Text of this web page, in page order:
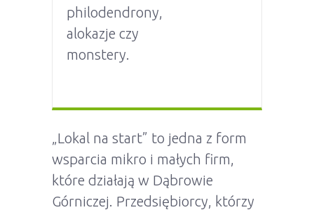
philodendrony,
alokazje czy
monstery.
„Lokal na start” to jedna z form
wsparcia mikro i małych firm,
które działają w Dąbrowie
Górniczej. Przedsiębiorcy, którzy